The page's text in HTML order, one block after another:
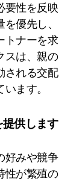
要性を反映
優先し、
トナーを求
スは、親の
される交配
ます。
供します
好みや競争
性が繁殖の